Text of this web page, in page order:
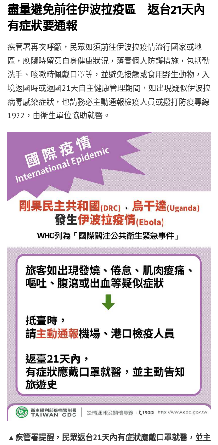
盡量避免前往伊波拉疫區 返台21天內
有症狀要通報
疾管署再次呼籲，民眾如須前往伊波拉疫情流行國家或地
區，應隨時留意自身健康狀況，落實個人防護措施，包括勤
洗手、咳嗽時佩戴口罩等，並避免接觸或食用野生動物，入
境返國時或返國21天自主健康管理期間，如出現疑似伊波拉
病毒感染症狀，也請務必主動通報檢疫人員或撥打防疫專線
1922，由衛生單位協助就醫。
▲疾管署提醒，民眾返台21天內有症狀應戴口罩就醫，並主